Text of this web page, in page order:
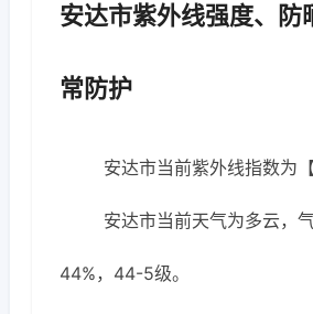
安达市紫外线强度、防
常防护
安达市当前紫外线指数为【
安达市当前天气为多云，
44%，44-5级。